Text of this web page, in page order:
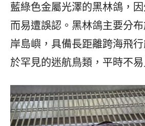
藍綠色金屬光澤的黑林鴿，
而易遭誤認。黑林鴿主要分
岸島嶼，具備長距離跨海飛
於罕見的迷航鳥類，平時不易